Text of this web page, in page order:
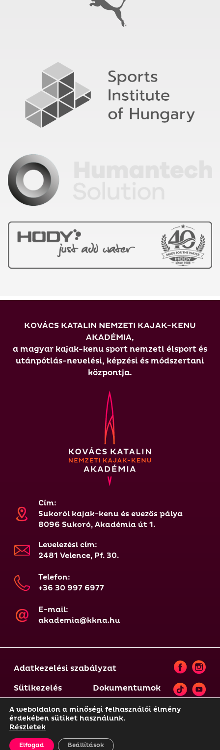
KOVÁCS KATALIN NEMZETI KAJAK-KENU
AKADÉMIA,
a magyar kajak-kenu sport nemzeti élsport és
utánpótlás-nevelési, képzési és módszertani
központja.
Cím:
Sukorói kajak-kenu és evezős pálya
8096 Sukoró, Akadémia út 1.
Levelezési cím:
2481 Velence, Pf. 30.
Telefon:
+36 30 997 6977
E-mail:
akademia@kkna.hu
Adatkezelési szabályzat
Sütikezelés
Dokumentumok
© 2021-2025 KKNA | A weboldal tartalma szerzői jogi
védelem alatt áll, annak felhasználása csak és
kizárólag a weboldal üzemeltetőjének előzetes
A weboldalon a minőségi felhasználói élmény
érdekében sütiket használunk.
Részletek
Elfogad Beállítások